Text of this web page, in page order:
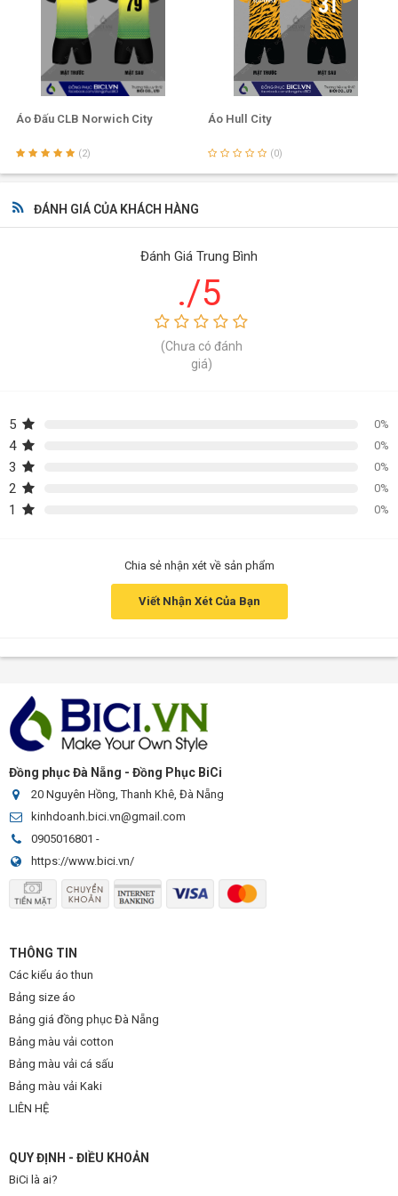
Logo Crystal Palace
BST Mẫu Áo Bóng Đá Crystal Palace Thiết Kế Tại BiCi
Chiêm ngưỡng ngay cácmẫu áo bóng đá Crystal Palace
tại BiCi để có ý tưởng cho mẫu áo đấu giống với thần
tượng và mang màu sắc riêng của bạn nhé!
Áo đấu Crystal Palace
Mẫu áo đấu Crystal Palace thiết kế
của Puma. Mẫu áo có các sọc đỏ và xanh dương mang
thương hiệu của CLB. Kết hợp chúng cùng với các điểm nhấn
là hình in màu trắng ở trên thân áo. Viền cổ màu đen cũng tạo
nên nét đặc biệt cho thiết kế áo đấu này.
Tay áo bóng đá Crystal thiết kế cho sân nhà có đường cắt kiểu
xanh cùng màu đặc trưng của thương hiệu đội bóng này.
Áo Đấu CLB Norwich City
(2)
Áo Hull City
(0)
ĐÁNH GIÁ CỦA KHÁCH HÀNG
Đánh Giá Trung Bình
./5
(Chưa có đánh
giá)
5 0%
4 0%
3 0%
2 0%
1 0%
Chia sẻ nhận xét về sản phẩm
Viết Nhận Xét Của Bạn
Đồng phục Đà Nẵng - Đồng Phục BiCi
20 Nguyên Hồng, Thanh Khê, Đà Nẵng
kinhdoanh.bici.vn@gmail.com
0905016801 -
https://www.bici.vn/
THÔNG TIN
Các kiểu áo thun
Bảng size áo
Bảng giá đồng phục Đà Nẵng
Bảng màu vải cotton
Bảng màu vải cá sấu
Bảng màu vải Kaki
LIÊN HỆ
QUY ĐỊNH - ĐIỀU KHOẢN
BiCi là ai?